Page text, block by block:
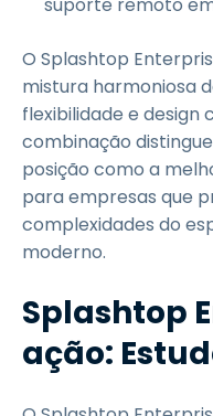
O Splashtop
mistura harmoniosa
flexibilidade e design
combinação
posição como a
para empresas que
complexidades do
moderno.
Splashtop
ação: